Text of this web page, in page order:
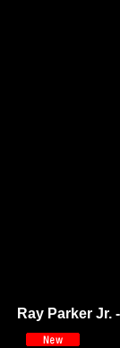
Ray Parker Jr.